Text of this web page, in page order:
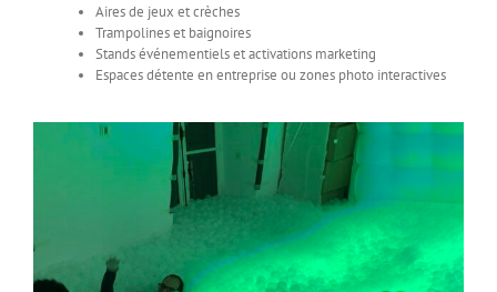
Aires de jeux et crèches
Trampolines et baignoires
Stands événementiels et activations marketing
Espaces détente en entreprise ou zones photo interactives